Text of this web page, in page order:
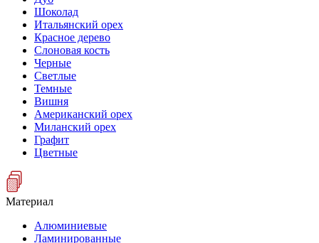
Шоколад
Итальянский орех
Красное дерево
Слоновая кость
Черные
Светлые
Темные
Вишня
Американский орех
Миланский орех
Графит
Цветные
Материал
Алюминиевые
Ламинированные